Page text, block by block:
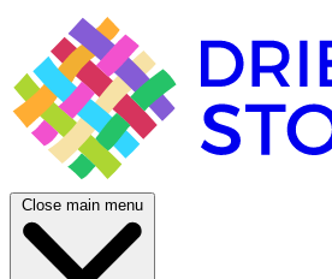
Close main menu